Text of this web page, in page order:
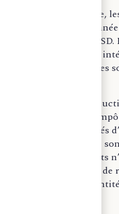
Au titre de cette taxe,
souscrire, chaque
déclaration n° 2746-
droit d’appliquer un
de 5% du montant des
La taxe n’est pas
sociétés (IS) ni de
regard des possibilités
redevables de la taxe
situées dans des Etats
d’accords d’échange
divulguant pas